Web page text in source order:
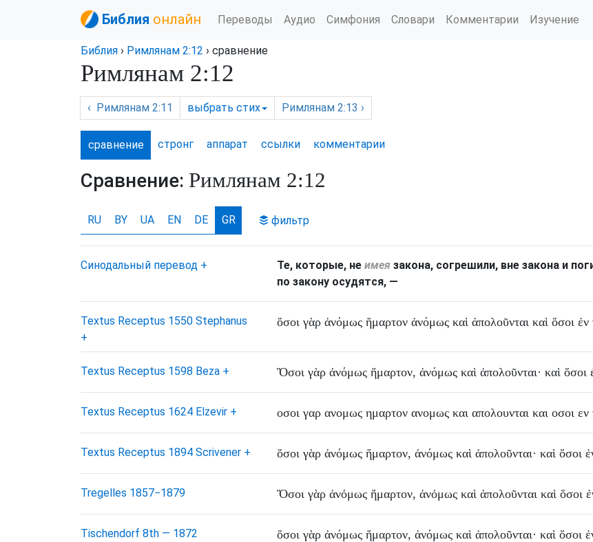
Библия онлайн Переводы Аудио Симфония Словари Комментарии Изучение
Библия › Римлянам 2:12 › сравнение
Римлянам 2:12
‹ Римлянам 2:11 выбрать стих Римлянам 2:13 ›
сравнение стронг аппарат ссылки комментарии
Сравнение: Римлянам 2:12
RU BY UA EN DE GR фильтр
Синодальный перевод + Те, которые, не имея закона, согрешили, вне закона и
по закону осудятся, —
Textus Receptus 1550 Stephanus
+
ὅσοι γὰρ ἀνόμως ἥμαρτον ἀνόμως καὶ ἀπολοῦνται καὶ ὅσοι ἐν
Textus Receptus 1598 Beza + Ὅσοι γὰρ ἀνόμως ἥμαρτον, ἀνόμως καὶ ἀπολοῦνται· καὶ ὅσοι
Textus Receptus 1624 Elzevir + οσοι γαρ ανομως ημαρτον ανομως και απολουνται και οσοι εν
Textus Receptus 1894 Scrivener + ὅσοι γὰρ ἀνόμως ἥμαρτον, ἀνόμως καὶ ἀπολοῦνται· καὶ ὅσοι
Tregelles 1857−1879 Ὅσοι γὰρ ἀνόμως ἥμαρτον, ἀνόμως καὶ ἀπολοῦνται καὶ ὅσοι
Tischendorf 8th — 1872 ὅσοι γὰρ ἀνόμως ἥμαρτον, ἀνόμως καὶ ἀπολοῦνται· καὶ ὅσοι